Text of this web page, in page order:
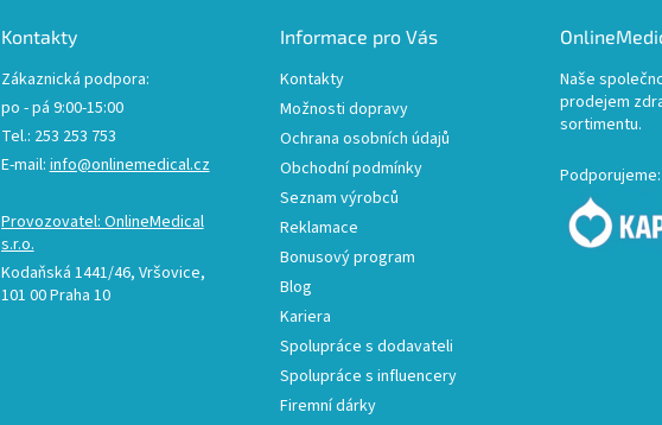
Kontakty
Zákaznická podpora:
po - pá 9:00-15:00
Tel.: 253 253 753
E-mail: info@onlinemedical.cz
Provozovatel: OnlineMedical
s.r.o.
Kodaňská 1441/46, Vršovice,
101 00 Praha 10
Informace pro Vás
Kontakty
Možnosti dopravy
Ochrana osobních údajů
Obchodní podmínky
Seznam výrobců
Reklamace
Bonusový program
Blog
Kariera
Spolupráce s dodavateli
Spolupráce s influencery
Firemní dárky
Naše
prodejem
sortimentu.
Podporujeme: